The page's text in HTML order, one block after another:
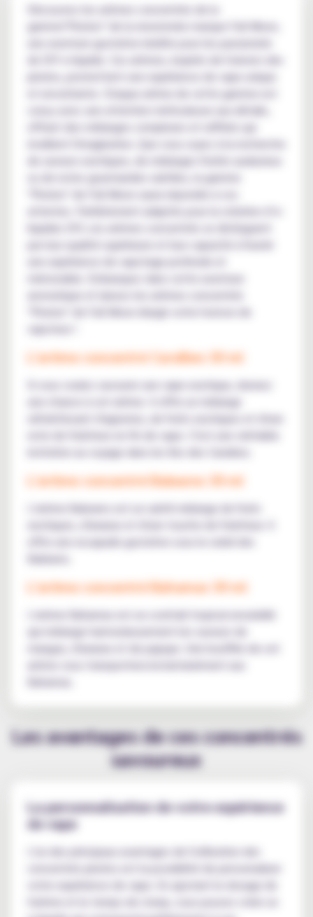
Découvrez les arômes concentrés de la
gamme"Pirates" de la renommée marque Full Moon,
une aventure gustative inédite pour les passionnés
de DIY e-liquide. Ces arômes, inspirés de l'univers des
pirates, promettent une expérience de vape unique
et envoûtante. Chaque arôme de cette gamme est
offrant des mélanges complexes et raffinés qui
éveillent l'imagination. Que vous soyez à la recherche
de saveurs exotiques, de mélanges fruités audacieux
ou de notes gourmandes subtiles, la gamme
attentes. Parfaitement adaptés pour la création d’e-
liquides DIY, ces arômes concentrés se distinguent
par leur qualité supérieure et leur capacité à fournir
une expérience de vapotage profonde et
mémorable. Embarquez dans cette aventure
"Pirates" de Full Moon élargir votre horizon de
vapoteur !
L'arôme concentré Caraïbes 30 ml
Si vous voulez savourer une vape exotique, donnez
une chance à cet arôme. Il offre un mélange
rafraîchissant d'agrumes, de fruits exotiques et d'une
note de fraîcheur en fin de vape. C'est une véritable
invitation au voyage dans les îles des Caraïbes.
L'arôme concentré Baleares 30 ml
L'arôme Baleares est un subtil mélange de fruits
exotiques, d'ananas et d'une touche de fraîcheur. Il
offre une escapade gustative sous le soleil des
L'arôme concentré Bahamas 30 ml
L'arôme Bahamas est un cocktail tropical ensoleillé
qui mélange harmonieusement les saveurs de
mangue, d'ananas et de papaye. Une bouffée de cet
Les avantages de ces concentrés
savoureux
La personnalisation de votre expérience
de vape
L'un des principaux avantages de l'utilisation des
concentrés pirates est la possibilité de personnaliser
votre expérience de vape. En ajustant le dosage de